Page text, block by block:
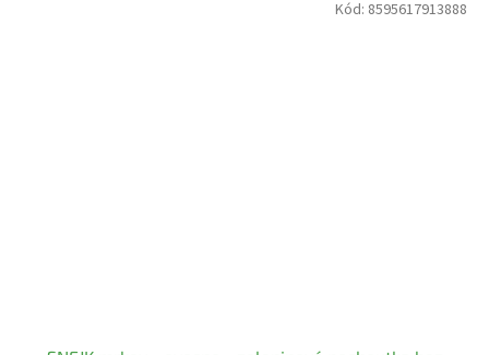
Kód: 8595617913888